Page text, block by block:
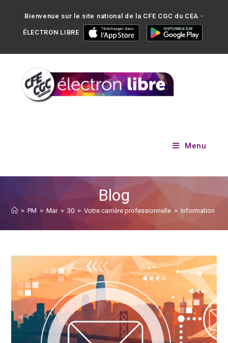
Bienvenue sur le site national de la CFE CGC du CEA -
ÉLECTRON LIBRE
Menu
Blog
> PM > Mar > 30 > Votre carrière professionnelle > Information à